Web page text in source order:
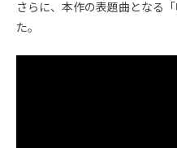
さらに、本作の表題曲となる
た。